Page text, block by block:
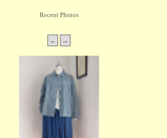
Recent Photos